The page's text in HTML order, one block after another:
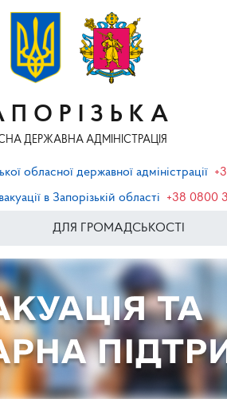
ДЕРЖАВНА АДМІНІСТРАЦІЯ
обласної державної адміністрації
в Запорізькій області
+38 0800
ДЛЯ ГРОМАДСЬКОСТІ